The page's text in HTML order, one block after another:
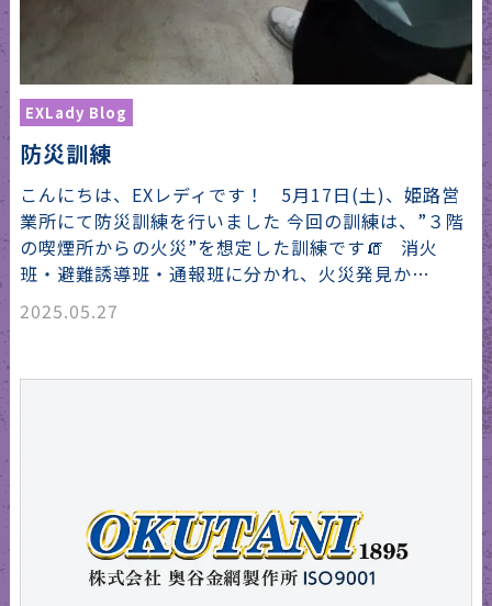
EXLady Blog
防災訓練
こんにちは、EXレディです！ 5月17日(土)、姫路営
業所にて防災訓練を行いました 今回の訓練は、”３階
の喫煙所からの火災”を想定した訓練です🧯 消火
班・避難誘導班・通報班に分かれ、火災発見か…
2025.05.27